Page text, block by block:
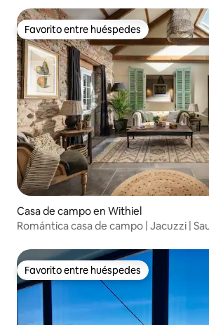
Favorito entre huéspedes
Favorito entre huéspedes
Casa de campo en Withiel
Romántica casa de campo | Jacuzzi |
Favorito entre huéspedes
Favorito entre huéspedes